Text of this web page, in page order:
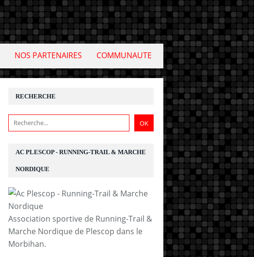
NOS PARTENAIRES COMMUNAUTE
RECHERCHE
AC PLESCOP - RUNNING-TRAIL & MARCHE
NORDIQUE
Association sportive de Running-Trail &
Marche Nordique de Plescop dans le
Morbihan.